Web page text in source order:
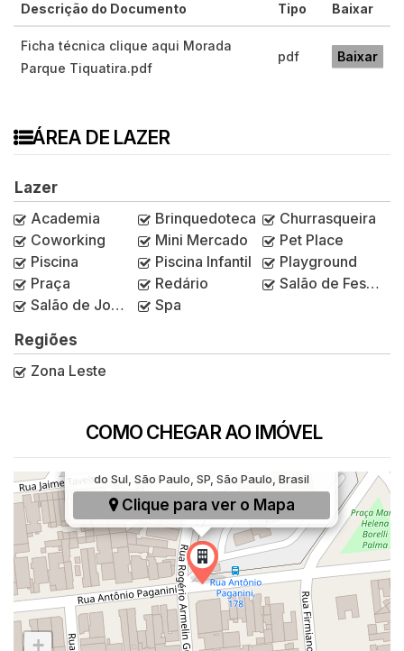
Descrição do Documento Tipo Baixar
Ficha técnica clique aqui Morada
Parque Tiquatira.pdf
pdf Baixar
ÁREA DE LAZER
Lazer
Academia
Brinquedoteca
Churrasqueira
Coworking
Mini Mercado
Pet Place
Piscina
Piscina Infantil
Playground
Praça
Redário
Salão de Festas
Salão de Jogos
Spa
Regiões
Zona Leste
COMO CHEGAR AO IMÓVEL
Rua Antônio Paganini, 169, Chácara Cruzeiro
do Sul, São Paulo, SP, São Paulo, Brasil
Clique para ver o Mapa
+